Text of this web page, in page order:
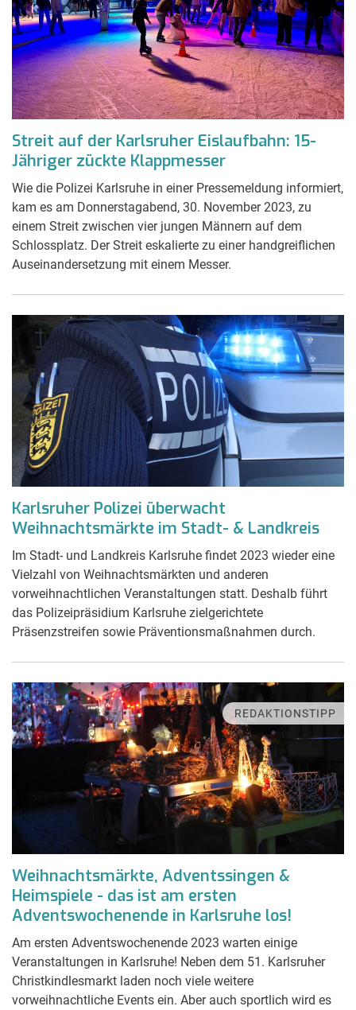
Streit auf der Karlsruher Eislaufbahn: 15-
Jähriger zückte Klappmesser
Wie die Polizei Karlsruhe in einer Pressemeldung informiert,
kam es am Donnerstagabend, 30. November 2023, zu
einem Streit zwischen vier jungen Männern auf dem
Schlossplatz. Der Streit eskalierte zu einer handgreiflichen
Auseinandersetzung mit einem Messer.
Karlsruher Polizei überwacht
Weihnachtsmärkte im Stadt- & Landkreis
Im Stadt- und Landkreis Karlsruhe findet 2023 wieder eine
Vielzahl von Weihnachtsmärkten und anderen
vorweihnachtlichen Veranstaltungen statt. Deshalb führt
das Polizeipräsidium Karlsruhe zielgerichtete
Präsenzstreifen sowie Präventionsmaßnahmen durch.
REDAKTIONSTIPP
Weihnachtsmärkte, Adventssingen &
Heimspiele - das ist am ersten
Adventswochenende in Karlsruhe los!
Am ersten Adventswochenende 2023 warten einige
Veranstaltungen in Karlsruhe! Neben dem 51. Karlsruher
Christkindlesmarkt laden noch viele weitere
vorweihnachtliche Events ein. Aber auch sportlich wird es